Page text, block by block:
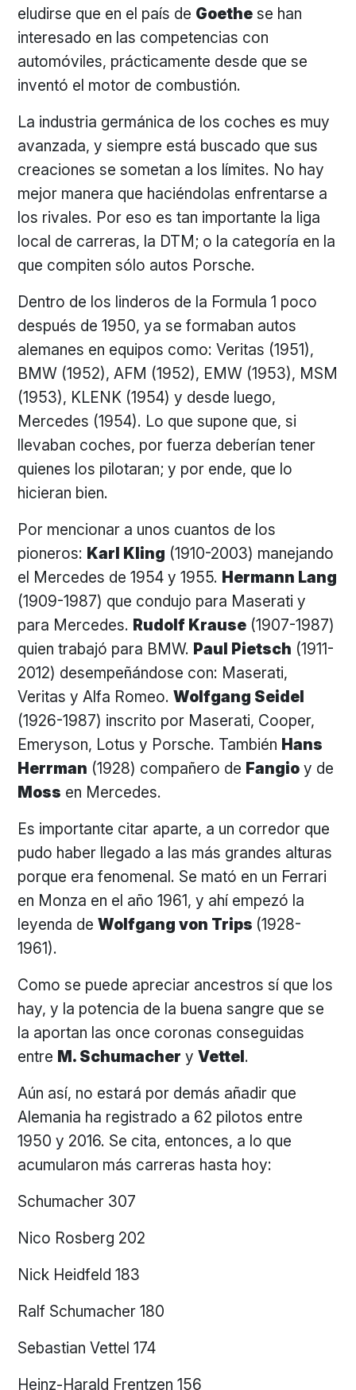
eludirse que en el país de Goethe se han
interesado en las competencias con
automóviles, prácticamente desde que se
inventó el motor de combustión.
La industria germánica de los coches es muy
avanzada, y siempre está buscado que sus
creaciones se sometan a los límites. No hay
mejor manera que haciéndolas enfrentarse a
los rivales. Por eso es tan importante la liga
local de carreras, la DTM; o la categoría en la
que compiten sólo autos Porsche.
Dentro de los linderos de la Formula 1 poco
después de 1950, ya se formaban autos
alemanes en equipos como: Veritas (1951),
BMW (1952), AFM (1952), EMW (1953), MSM
(1953), KLENK (1954) y desde luego,
Mercedes (1954). Lo que supone que, si
llevaban coches, por fuerza deberían tener
quienes los pilotaran; y por ende, que lo
hicieran bien.
Por mencionar a unos cuantos de los
pioneros: Karl Kling (1910-2003) manejando
el Mercedes de 1954 y 1955. Hermann Lang
(1909-1987) que condujo para Maserati y
para Mercedes. Rudolf Krause (1907-1987)
quien trabajó para BMW. Paul Pietsch (1911-
2012) desempeñándose con: Maserati,
Veritas y Alfa Romeo.Wolfgang Seidel
(1926-1987) inscrito por Maserati, Cooper,
Emeryson, Lotus y Porsche. También Hans
Herrman (1928) compañero de Fangio y de
Moss en Mercedes.
Es importante citar aparte, a un corredor que
pudo haber llegado a las más grandes alturas
porque era fenomenal. Se mató en un Ferrari
en Monza en el año 1961, y ahí empezó la
leyenda deWolfgang von Trips (1928-
1961).
Como se puede apreciar ancestros sí que los
hay, y la potencia de la buena sangre que se
la aportan las once coronas conseguidas
entre M. Schumacher yVettel.
Aún así, no estará por demás añadir que
Alemania ha registrado a 62 pilotos entre
1950 y 2016. Se cita, entonces, a lo que
acumularon más carreras hasta hoy:
Schumacher 307
Nico Rosberg 202
Nick Heidfeld 183
Ralf Schumacher 180
Sebastian Vettel 174
Heinz-Harald Frentzen 156